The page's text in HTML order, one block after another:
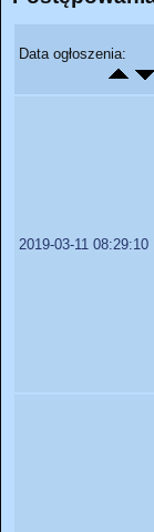
Data ogłoszenia:
2019-03-11 08:29:10